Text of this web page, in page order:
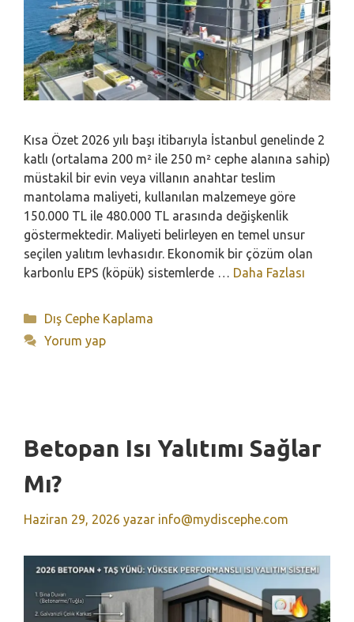
Kısa Özet 2026 yılı başı itibarıyla İstanbul genelinde 2
katlı (ortalama 200 m² ile 250 m² cephe alanına sahip)
müstakil bir evin veya villanın anahtar teslim
mantolama maliyeti, kullanılan malzemeye göre
150.000 TL ile 480.000 TL arasında değişkenlik
göstermektedir. Maliyeti belirleyen en temel unsur
seçilen yalıtım levhasıdır. Ekonomik bir çözüm olan
karbonlu EPS (köpük) sistemlerde … Daha Fazlası
Kategoriler
Dış Cephe Kaplama
Yorum yap
Betopan Isı Yalıtımı Sağlar
Mı?
Haziran 29, 2026 yazar info@mydiscephe.com